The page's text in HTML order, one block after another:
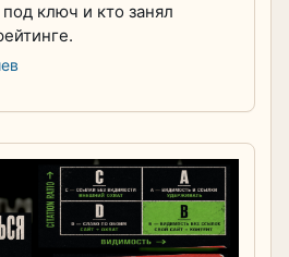
ключ и кто занял